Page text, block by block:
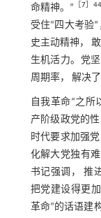
命精神。”
7］44
受住“四大考验
史主动精神，
生机活力。党
周期率， 解决
自我革命“之所
产阶级政党的
时代要求加强
化解大党独有
书记强调， 推
把党建设得更
革命”的话语建